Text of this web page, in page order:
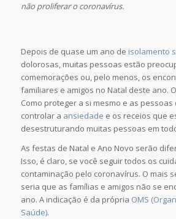
não proliferar o coronavírus.
Depois de quase um ano de isolamento
dolorosas, muitas pessoas estão
comemorações ou, pelo menos, os
familiares e amigos no Natal deste ano.
Como proteger a si mesmo e as pessoas
controlar a ansiedade e os receios que
desestruturando muitas pessoas em
As festas de Natal e Ano Novo serão
Isso, é claro, se você seguir todos os
contaminação pelo coronavírus. O mais
seria que as famílias e amigos não se
ano. A indicação é da própria OMS
Saúde).